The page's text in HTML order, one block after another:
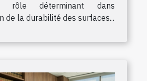
rôle déterminant dans
de la durabilité des surfaces...